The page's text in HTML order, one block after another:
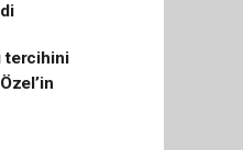
tercihini